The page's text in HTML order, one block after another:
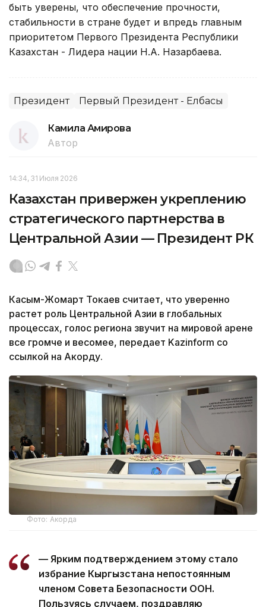
быть уверены, что обеспечение прочности,
стабильности в стране будет и впредь главным
приоритетом Первого Президента Республики
Казахстан - Лидера нации Н.А. Назарбаева.
Президент Первый Президент - Елбасы
Камила Амирова
Автор
14:34, 31 Июля 2026
Казахстан привержен укреплению
стратегического партнерства в
Центральной Азии — Президент РК
Касым-Жомарт Токаев считает, что уверенно
растет роль Центральной Азии в глобальных
процессах, голос региона звучит на мировой арене
все громче и весомее, передает Kazinform со
ссылкой на Акорду.
Фото: Акорда
— Ярким подтверждением этому стало
избрание Кыргызстана непостоянным
членом Совета Безопасности ООН.
Пользуясь случаем, поздравляю